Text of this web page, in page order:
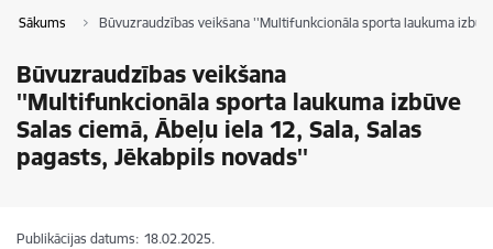
Sākums Būvuzraudzības veikšana ''Multifunkcionāla sporta laukuma
Būvuzraudzības veikšana
''Multifunkcionāla sporta laukuma izbūve
Salas ciemā, Ābeļu iela 12, Sala, Salas
pagasts, Jēkabpils novads''
Publikācijas datums: 18.02.2025.